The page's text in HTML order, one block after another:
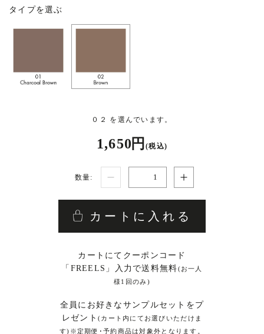
タイプを選ぶ
０２ を選んでいます。
1,650 円(税込)
数量:
カートに入れる
カートにてクーポンコード
「FREELS」入力で送料無料(お一人
様1回のみ)
全員にお好きなサンプルセットをプ
レゼント (カート内にてお選びいただけま
す)※定期便･予約商品は対象外となります。